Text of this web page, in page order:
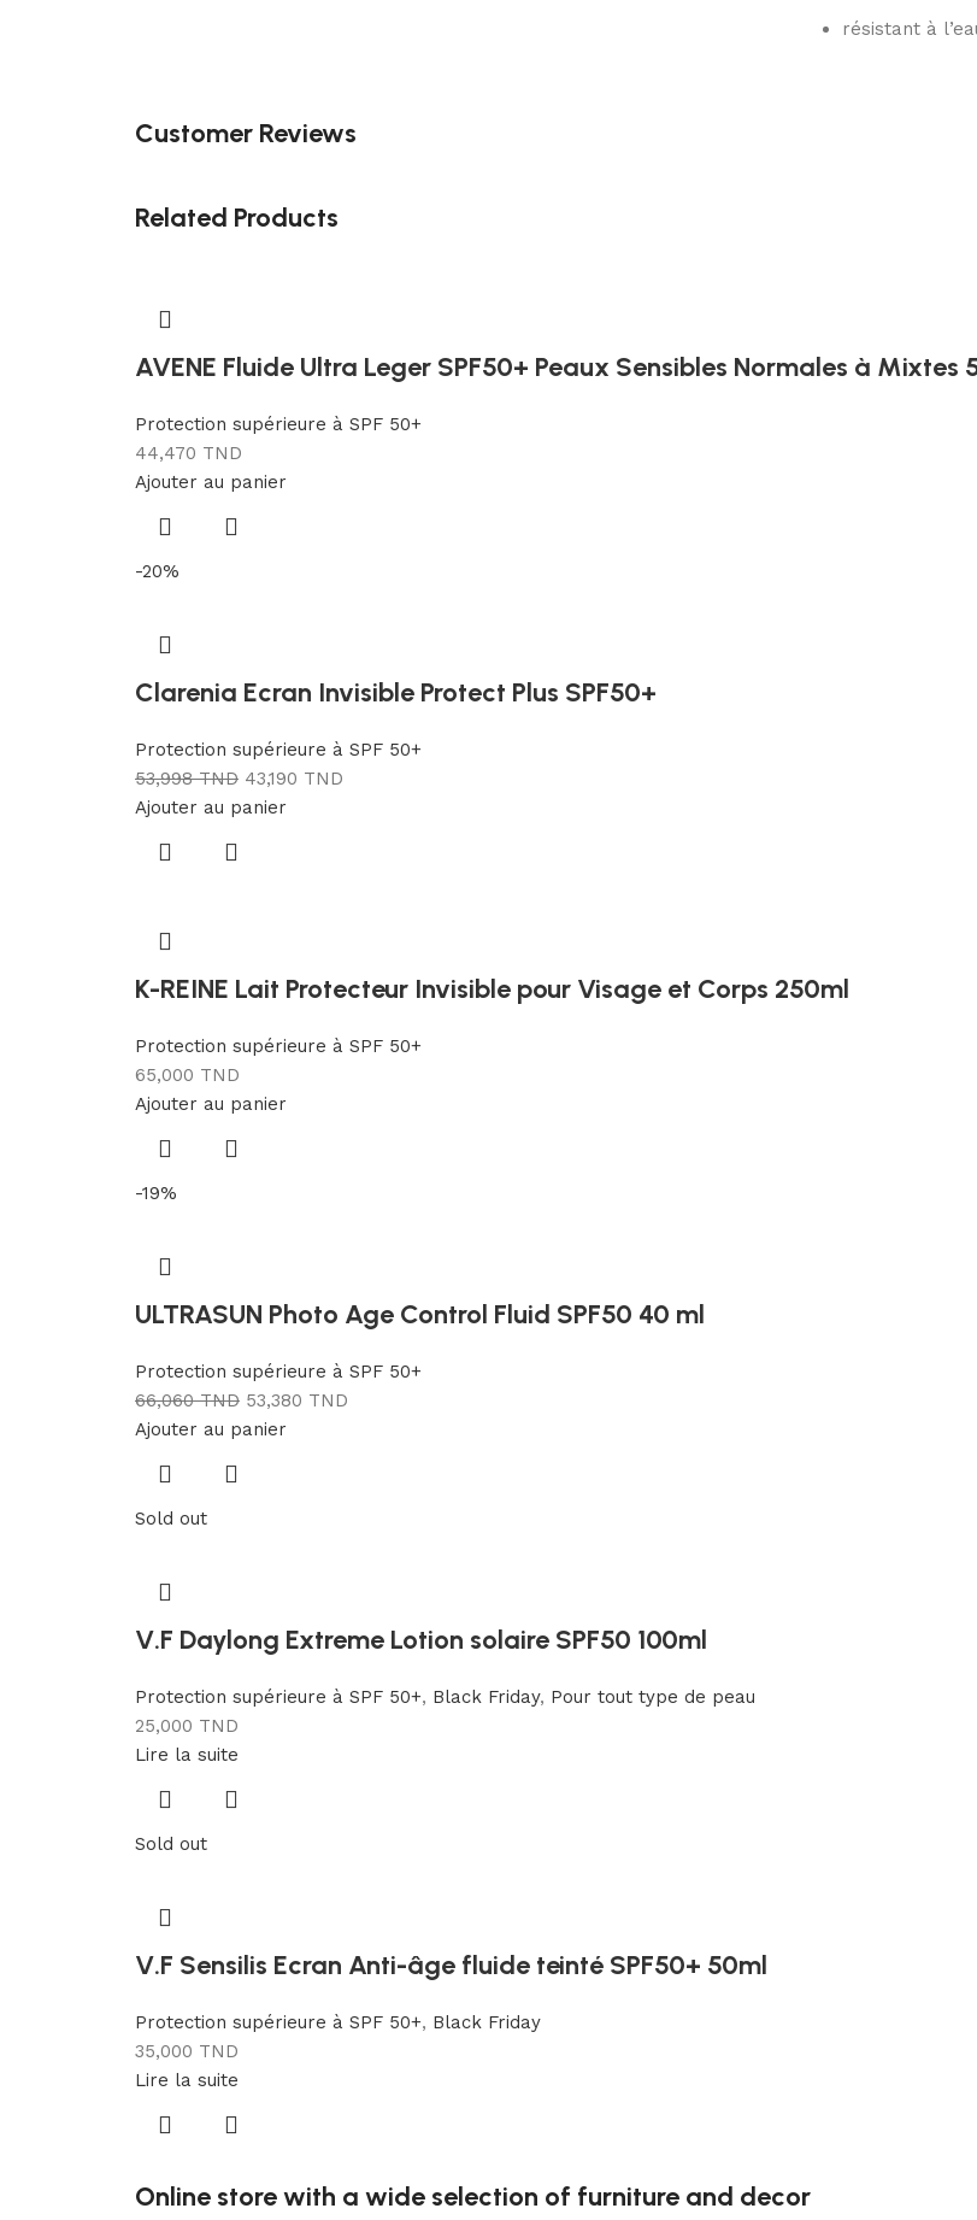
résistant à
Customer Reviews
Related Products
AVENE Fluide Ultra Leger SPF50+ Peaux Sensibles Normales à Mixtes
Protection supérieure à SPF 50+
44,470 TND
Ajouter au panier
-20%
Clarenia Ecran Invisible Protect Plus SPF50+
Protection supérieure à SPF 50+
53,998TND 43,190 TND
Ajouter au panier
K-REINE Lait Protecteur Invisible pour Visage et Corps 250ml
Protection supérieure à SPF 50+
65,000 TND
Ajouter au panier
-19%
ULTRASUN Photo Age Control Fluid SPF50 40 ml
Protection supérieure à SPF 50+
66,060TND 53,380 TND
Ajouter au panier
Sold out
V.F Daylong Extreme Lotion solaire SPF50 100ml
Protection supérieure à SPF 50+, Black Friday, Pour tout type de peau
25,000 TND
Lire la suite
Sold out
V.F Sensilis Ecran Anti-âge fluide teinté SPF50+ 50ml
Protection supérieure à SPF 50+, Black Friday
35,000 TND
Lire la suite
Online store with a wide selection of furniture and decor